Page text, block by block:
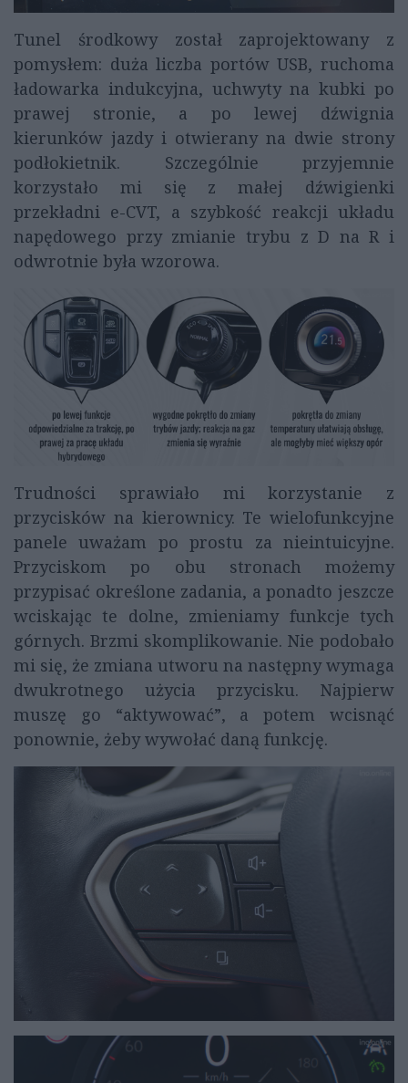
Tunel środkowy został zaprojektowany z
pomysłem: duża liczba portów USB, ruchoma
ładowarka indukcyjna, uchwyty na kubki po
prawej stronie, a po lewej dźwignia
kierunków jazdy i otwierany na dwie strony
podłokietnik. Szczególnie przyjemnie
korzystało mi się z małej dźwigienki
przekładni e-CVT, a szybkość reakcji układu
napędowego przy zmianie trybu z D na R i
odwrotnie była wzorowa.
Trudności sprawiało mi korzystanie z
przycisków na kierownicy. Te wielofunkcyjne
panele uważam po prostu za nieintuicyjne.
Przyciskom po obu stronach możemy
przypisać określone zadania, a ponadto jeszcze
wciskając te dolne, zmieniamy funkcje tych
górnych. Brzmi skomplikowanie. Nie podobało
mi się, że zmiana utworu na następny wymaga
dwukrotnego użycia przycisku. Najpierw
muszę go “aktywować”, a potem wcisnąć
ponownie, żeby wywołać daną funkcję.